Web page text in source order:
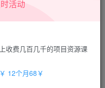
，深耕三年稳定老项目！
活动
收费几百几千的项目资源课
12个月68￥